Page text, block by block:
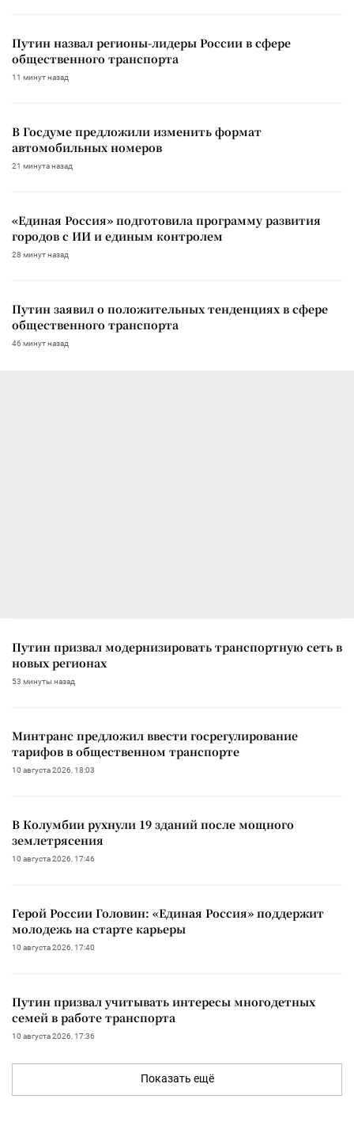
Путин назвал регионы-лидеры России в сфере
общественного транспорта
11 минут назад
В Госдуме предложили изменить формат
автомобильных номеров
21 минута назад
«Единая Россия» подготовила программу развития
городов с ИИ и единым контролем
28 минут назад
Путин заявил о положительных тенденциях в сфере
общественного транспорта
46 минут назад
Путин призвал модернизировать транспортную сеть в
новых регионах
53 минуты назад
Минтранс предложил ввести госрегулирование
тарифов в общественном транспорте
10 августа 2026, 18:03
В Колумбии рухнули 19 зданий после мощного
землетрясения
10 августа 2026, 17:46
Герой России Головин: «Единая Россия» поддержит
молодежь на старте карьеры
10 августа 2026, 17:40
Путин призвал учитывать интересы многодетных
семей в работе транспорта
10 августа 2026, 17:36
Показать ещё